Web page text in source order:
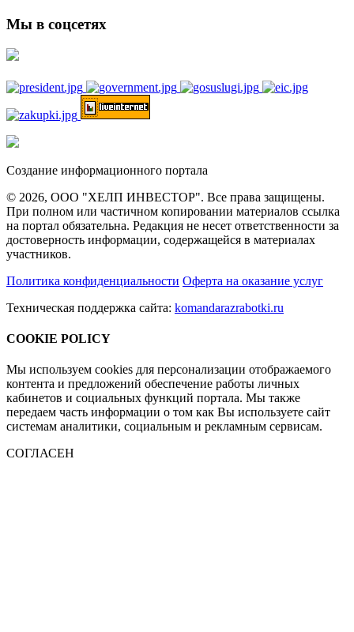
Мы в соцсетях
Создание информационного портала
© 2026, ООО "ХЕЛП ИНВЕСТОР". Все права защищены.
При полном или частичном копировании материалов ссылка
на портал обязательна. Редакция не несет ответственности за
достоверность информации, содержащейся в материалах
участников.
Политика конфиденциальности Оферта на оказание услуг
Техническая поддержка сайта: komandarazrabotki.ru
COOKIE POLICY
Мы используем cookies для персонализации отображаемого
контента и предложений обеспечение работы личных
кабинетов и социальных функций портала. Мы также
передаем часть информации о том как Вы используете сайт
системам аналитики, социальным и рекламным сервисам.
СОГЛАСЕН